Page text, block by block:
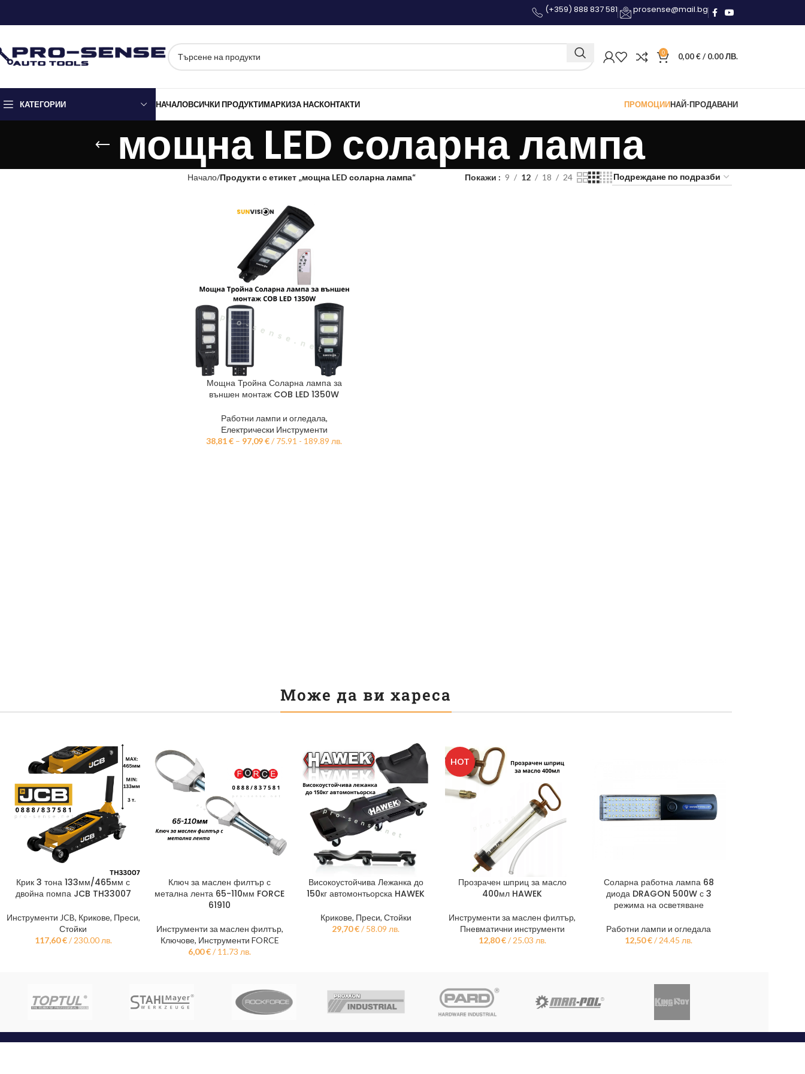
(+359) 888 837 581 prosense@mail.bg
0 0,00€/ 0.00 ЛВ.
КАТЕГОРИИ НАЧАЛОВСИЧКИ ПРОДУКТИМАРКИЗА НАСКОНТАКТИ ПРОМОЦИИНАЙ-ПРОДАВАНИ
мощна LED соларна лампа
Начало Продукти с етикет „мощна LED соларна лампа“ Покажи 9 12 18 24
Мощна Тройна Соларна лампа за
външен монтаж COB LED 1350W
Работни лампи и огледала,
Електрически Инструменти
38,81€ – 97,09€/ 75.91 - 189.89 лв.
Може да ви хареса
ДОБАВЯНЕ В КОЛИЧКАТА
Крик 3 тона 133мм/465мм с
двойна помпа JCB TH33007
Инструменти JCB, Крикове, Преси,
Стойки
117,60€/ 230.00 лв.
ДОБАВЯНЕ В КОЛИЧКАТА
Ключ за маслен филтър с
метална лента 65-110мм FORCE
61910
Инструменти за маслен филтър,
Ключове, Инструменти FORCE
6,00€/ 11.73 лв.
ДОБАВЯНЕ В КОЛИЧКАТА
Високоустойчива Лежанка до
150кг автомонтьорска HAWEK
Крикове, Преси, Стойки
29,70€ / 58.09 лв.
HOT
ДОБАВЯНЕ В КОЛИЧКАТА
Прозрачен шприц за масло
400мл HAWEK
Инструменти за маслен филтър,
Пневматични инструменти
12,80€/ 25.03 лв.
ДОБАВЯНЕ В КОЛИЧКАТА
Соларна работна лампа 68
диода DRAGON 500W с 3
режима на осветяване
Работни лампи и огледала
12,50€/ 24.45 лв.